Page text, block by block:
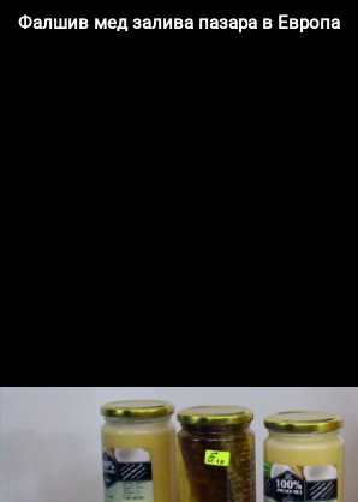
Фалшив мед залива пазара в Европа